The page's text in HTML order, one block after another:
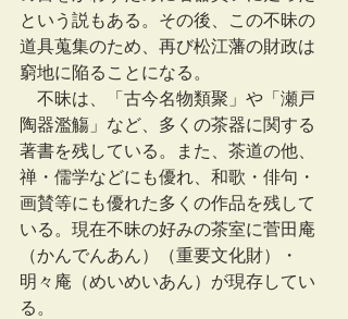
という説もある。その後、この不昧の
道具蒐集のため、再び松江藩の財政は
窮地に陥ることになる。
不昧は、「古今名物類聚」や「瀬戸
陶器濫觴」など、多くの茶器に関する
著書を残している。また、茶道の他、
禅・儒学などにも優れ、和歌・俳句・
画賛等にも優れた多くの作品を残して
いる。現在不昧の好みの茶室に菅田庵
（かんでんあん）（重要文化財）・
明々庵（めいめいあん）が現存してい
る。